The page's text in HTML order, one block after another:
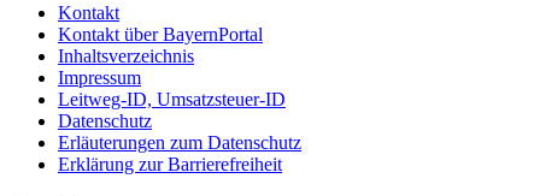
Kontakt
Kontakt über BayernPortal
Inhaltsverzeichnis
Impressum
Leitweg-ID, Umsatzsteuer-ID
Datenschutz
Erläuterungen zum Datenschutz
Erklärung zur Barrierefreiheit